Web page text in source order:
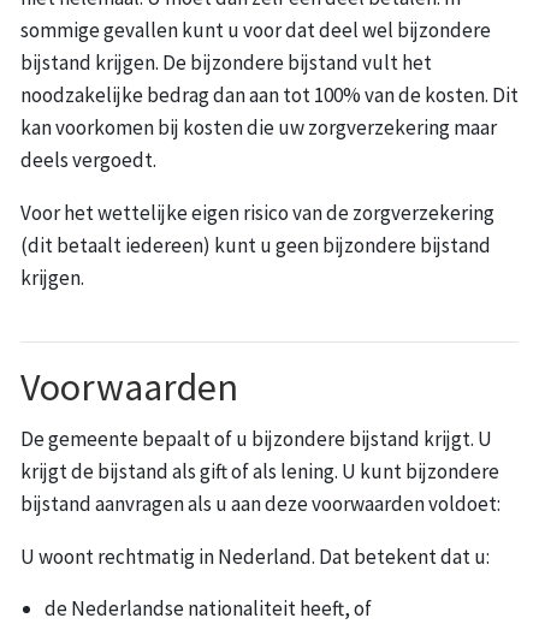
sommige gevallen kunt u voor dat deel wel bijzondere
bijstand krijgen. De bijzondere bijstand vult het
noodzakelijke bedrag dan aan tot 100% van de kosten. Dit
kan voorkomen bij kosten die uw zorgverzekering maar
deels vergoedt.
Voor het wettelijke eigen risico van de zorgverzekering
(dit betaalt iedereen) kunt u geen bijzondere bijstand
krijgen.
Voorwaarden
De gemeente bepaalt of u bijzondere bijstand krijgt. U
krijgt de bijstand als gift of als lening. U kunt bijzondere
bijstand aanvragen als u aan deze voorwaarden voldoet:
U woont rechtmatig in Nederland. Dat betekent dat u:
de Nederlandse nationaliteit heeft, of